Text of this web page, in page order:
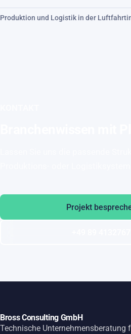
Produktion und Logistik in der
Projekt
Bross Consulting GmbH
Technische Unternehmensberatung